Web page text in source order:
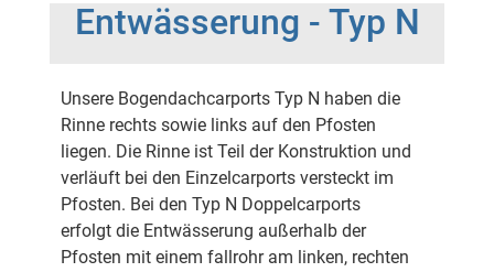
Entwässerung - Typ N
Unsere Bogendachcarports Typ N haben die
Rinne rechts sowie links auf den Pfosten
liegen. Die Rinne ist Teil der Konstruktion und
verläuft bei den Einzelcarports versteckt im
Pfosten. Bei den Typ N Doppelcarports
erfolgt die Entwässerung außerhalb der
Pfosten mit einem fallrohr am linken, rechten